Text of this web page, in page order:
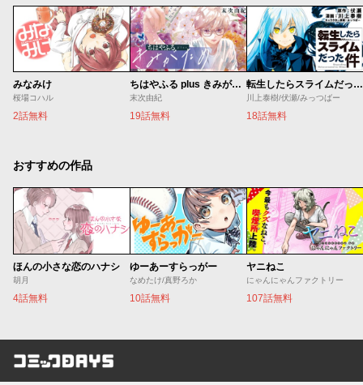
みなみけ
桜場コハル
2話無料
ちはやふる plus きみがため
末次由紀
19話無料
転生したらスライムだった件
川上泰樹/伏瀬/みっつばー
18話無料
おすすめの作品
ほんの小さな恋のハナシ
胡月
4話無料
ゆーあーすらっがー
なめたけ/真野ろか
10話無料
ヤニねこ
にゃんにゃんファクトリー
107話無料
コミックDAYS